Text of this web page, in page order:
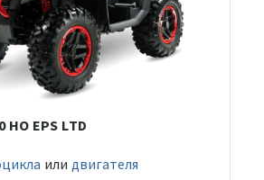
HO EPS LTD
или двигателя